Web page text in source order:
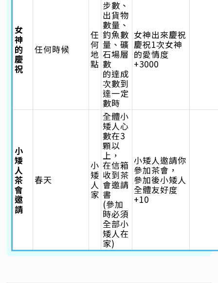
女
神
的
慶
祝
任何時候
任
何
地
點
步數、
出貨物
數量、
釣魚數
量、礦
石場層
數
的達成
次數到
達一定
數時
女神出來慶祝
慶祝1次女神
的愛情度
+3000
小
矮
人
茶
會
邀
請
春天
小
矮
人
家
全體小
矮人心
數在3
顆以
上，
在信箱
收到茶
會邀請
書
(參加
時必須
全部小
矮人在
家)
小矮人邀請你
參加茶會，
參加後小矮人
全體友好度
+10